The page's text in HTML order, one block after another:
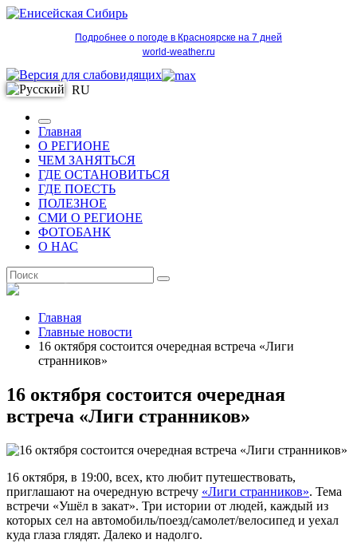
Подробнее о погоде в Красноярске на 7 дней
world-weather.ru
RU
Главная
О РЕГИОНЕ
ЧЕМ ЗАНЯТЬСЯ
ГДЕ ОСТАНОВИТЬСЯ
ГДЕ ПОЕСТЬ
ПОЛЕЗНОЕ
СМИ О РЕГИОНЕ
ФОТОБАНК
О НАС
Главная
Главные новости
16 октября состоится очередная встреча «Лиги
странников»
16 октября состоится очередная
встреча «Лиги странников»
16 октября, в 19:00, всех, кто любит путешествовать,
приглашают на очередную встречу «Лиги странников». Тема
встречи «Ушёл в закат». Три истории от людей, каждый из
которых сел на автомобиль/поезд/самолет/велосипед и уехал
куда глаза глядят. Далеко и надолго.